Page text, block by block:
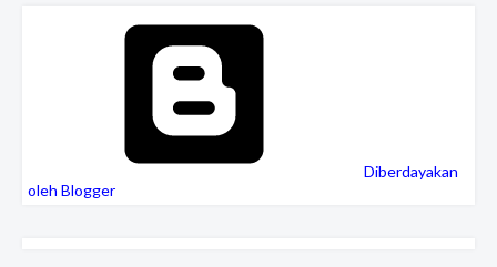
Diberdayakan
oleh Blogger